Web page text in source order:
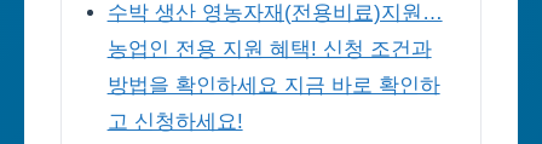
수박 생산 영농자재(전용비료)지원…
농업인 전용 지원 혜택! 신청 조건과
방법을 확인하세요 지금 바로 확인하
고 신청하세요!